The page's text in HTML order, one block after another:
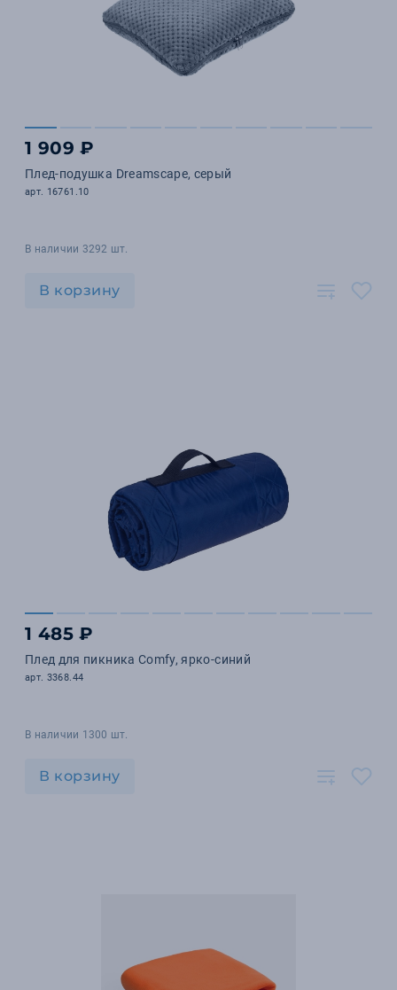
1 909 ₽
Плед-подушка Dreamscape, серый
арт. 16761.10
В наличии 3292 шт.
В корзину
1 485 ₽
Плед для пикника Comfy, ярко-синий
арт. 3368.44
В наличии 1300 шт.
В корзину